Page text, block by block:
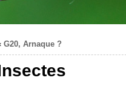
G20, Arnaque ?